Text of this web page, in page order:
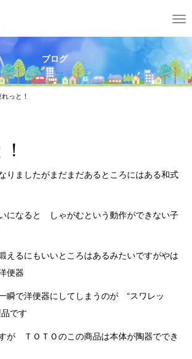
T
o
g
g
ブログ
れっと！
りましたがまだまだあるところにはある和式
になると しゃがむという動作ができない子
えるにもいいところはあるみたいですがやは
便器
瞬で洋便器にしてしまうのが “スワレッ
です
が ＴＯＴＯのこの商品は本体が陶器ででき